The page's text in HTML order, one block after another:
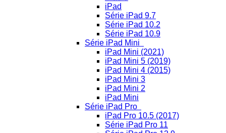
iPad
Série iPad 9.7
Série iPad 10.2
Série iPad 10.9
Série iPad Mini
iPad Mini (2021)
iPad Mini 5 (2019)
iPad Mini 4 (2015)
iPad Mini 3
iPad Mini 2
iPad Mini
Série iPad Pro
iPad Pro 10.5 (2017)
Série iPad Pro 11